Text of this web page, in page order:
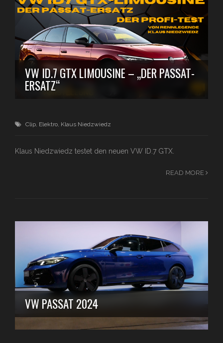
VW ID.7 GTX LIMOUSINE – „DER PASSAT-
ERSATZ“
Clip Elektro Klaus Niedzwiedz
Klaus Niedzwiedz testet den neuen VW ID.7 GTX.
READ MORE
VW PASSAT 2024